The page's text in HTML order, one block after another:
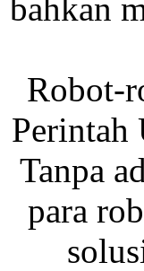
bahkan
Robot-
Perintah
Tanpa
para